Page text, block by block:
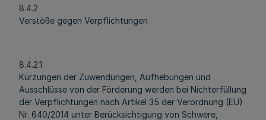
8.4.2
Verstöße gegen Verpflichtungen
8.4.2.1
Kürzungen der Zuwendungen, Aufhebungen und
Ausschlüsse von der Förderung werden bei Nichterfüllung
der Verpflichtungen nach Artikel 35 der Verordnung (EU)
Nr. 640/2014 unter Berücksichtigung von Schwere,